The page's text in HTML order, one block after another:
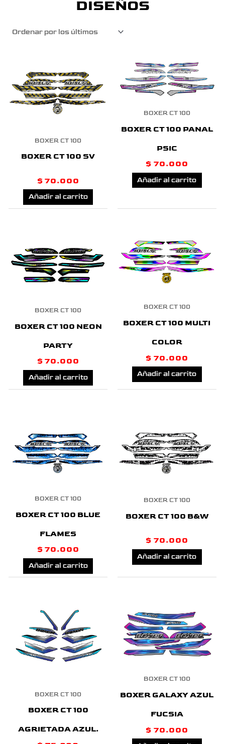
DISEÑOS
BOXER CT 100
BOXER CT 100 SV
$ 70.000
Añadir al carrito
BOXER CT 100
BOXER CT 100 PANAL
PSIC
$ 70.000
Añadir al carrito
BOXER CT 100
BOXER CT 100 NEON
PARTY
$ 70.000
Añadir al carrito
BOXER CT 100
BOXER CT 100 MULTI
COLOR
$ 70.000
Añadir al carrito
BOXER CT 100
BOXER CT 100 BLUE
FLAMES
$ 70.000
Añadir al carrito
BOXER CT 100
BOXER CT 100 B&W
$ 70.000
Añadir al carrito
BOXER CT 100
BOXER CT 100
AGRIETADA AZUL.
BOXER CT 100
BOXER GALAXY AZUL
FUCSIA
$ 70.000